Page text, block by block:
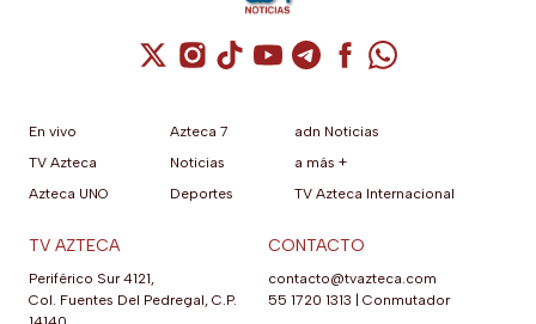
Cuenta de X / Twitter (se abre en una
Cuenta de Instagram (se abre en una
Cuenta de TikTok (se abre en
Cuenta de YouTube (se abre
Cuenta de Telegram (se
Cuenta de
Cuenta de
En vivo
TV Azteca
Azteca UNO
Azteca 7
Noticias
Deportes
adn Noticias
a más +
TV Azteca Internacional
TV AZTECA
Periférico Sur 4121,
Col. Fuentes Del Pedregal, C.P.
CONTACTO
contacto@tvazteca.com
55 1720 1313
Conmutador